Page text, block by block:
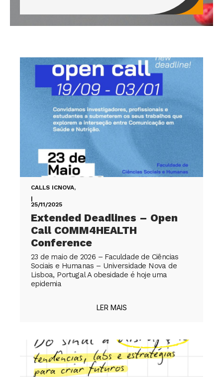
CALLS ICNOVA,
|
25/11/2025
Extended Deadlines – Open
Call COMM4HEALTH
Conference
23 de maio de 2026 – Faculdade de Ciências
Sociais e Humanas – Universidade Nova de
Lisboa, Portugal A obesidade é hoje uma
epidemia
LER MAIS